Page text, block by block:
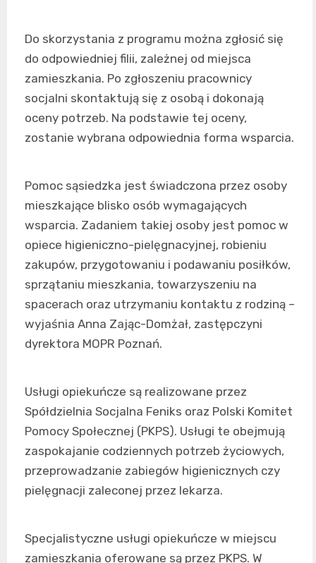
Do skorzystania z programu można zgłosić się
do odpowiedniej filii, zależnej od miejsca
zamieszkania. Po zgłoszeniu pracownicy
socjalni skontaktują się z osobą i dokonają
oceny potrzeb. Na podstawie tej oceny,
zostanie wybrana odpowiednia forma wsparcia.
Pomoc sąsiedzka jest świadczona przez osoby
mieszkające blisko osób wymagających
wsparcia. Zadaniem takiej osoby jest pomoc w
opiece higieniczno-pielęgnacyjnej, robieniu
zakupów, przygotowaniu i podawaniu posiłków,
sprzątaniu mieszkania, towarzyszeniu na
spacerach oraz utrzymaniu kontaktu z rodziną –
wyjaśnia Anna Zając-Domżał, zastępczyni
dyrektora MOPR Poznań.
Usługi opiekuńcze są realizowane przez
Spółdzielnia Socjalna Feniks oraz Polski Komitet
Pomocy Społecznej (PKPS). Usługi te obejmują
zaspokajanie codziennych potrzeb życiowych,
przeprowadzanie zabiegów higienicznych czy
pielęgnacji zaleconej przez lekarza.
Specjalistyczne usługi opiekuńcze w miejscu
zamieszkania oferowane są przez PKPS. W